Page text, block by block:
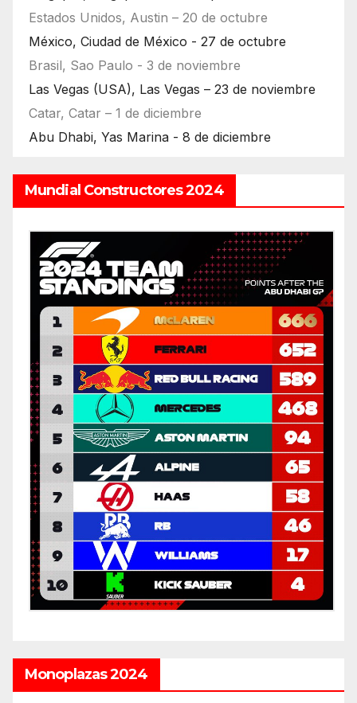
Estados Unidos, Austin – 20 de octubre
México, Ciudad de México - 27 de octubre
Brasil, Sao Paulo - 3 de noviembre
Las Vegas (USA), Las Vegas – 23 de noviembre
Catar, Catar – 1 de diciembre
Abu Dhabi, Yas Marina - 8 de diciembre
Mundial Constructores 2024
Monoplazas 2024